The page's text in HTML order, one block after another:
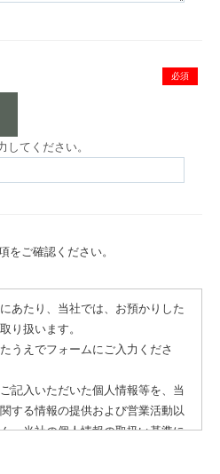
必須
てください。
をご確認ください。
あたり、当社では、お預かりした
り扱います。
うえでフォームにご入力くださ
記入いただいた個人情報等を、当
する情報の提供および営業活動以
。当社の個人情報の取扱い基準に